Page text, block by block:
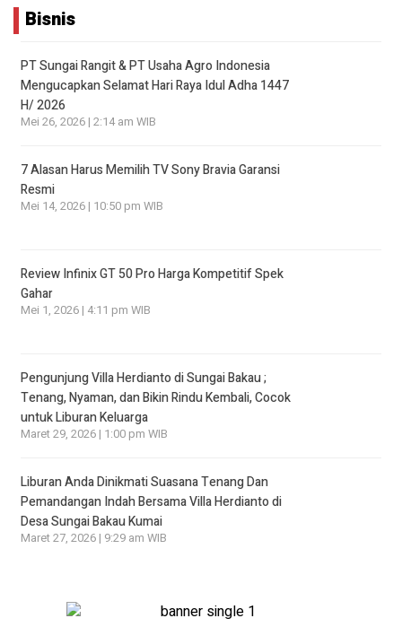
Bisnis
PT Sungai Rangit & PT Usaha Agro Indonesia
Mengucapkan Selamat Hari Raya Idul Adha 1447
H/ 2026
Mei 26, 2026 | 2:14 am WIB
7 Alasan Harus Memilih TV Sony Bravia Garansi
Resmi
Mei 14, 2026 | 10:50 pm WIB
Review Infinix GT 50 Pro Harga Kompetitif Spek
Gahar
Mei 1, 2026 | 4:11 pm WIB
Pengunjung Villa Herdianto di Sungai Bakau ;
Tenang, Nyaman, dan Bikin Rindu Kembali, Cocok
untuk Liburan Keluarga
Maret 29, 2026 | 1:00 pm WIB
Liburan Anda Dinikmati Suasana Tenang Dan
Pemandangan Indah Bersama Villa Herdianto di
Desa Sungai Bakau Kumai
Maret 27, 2026 | 9:29 am WIB